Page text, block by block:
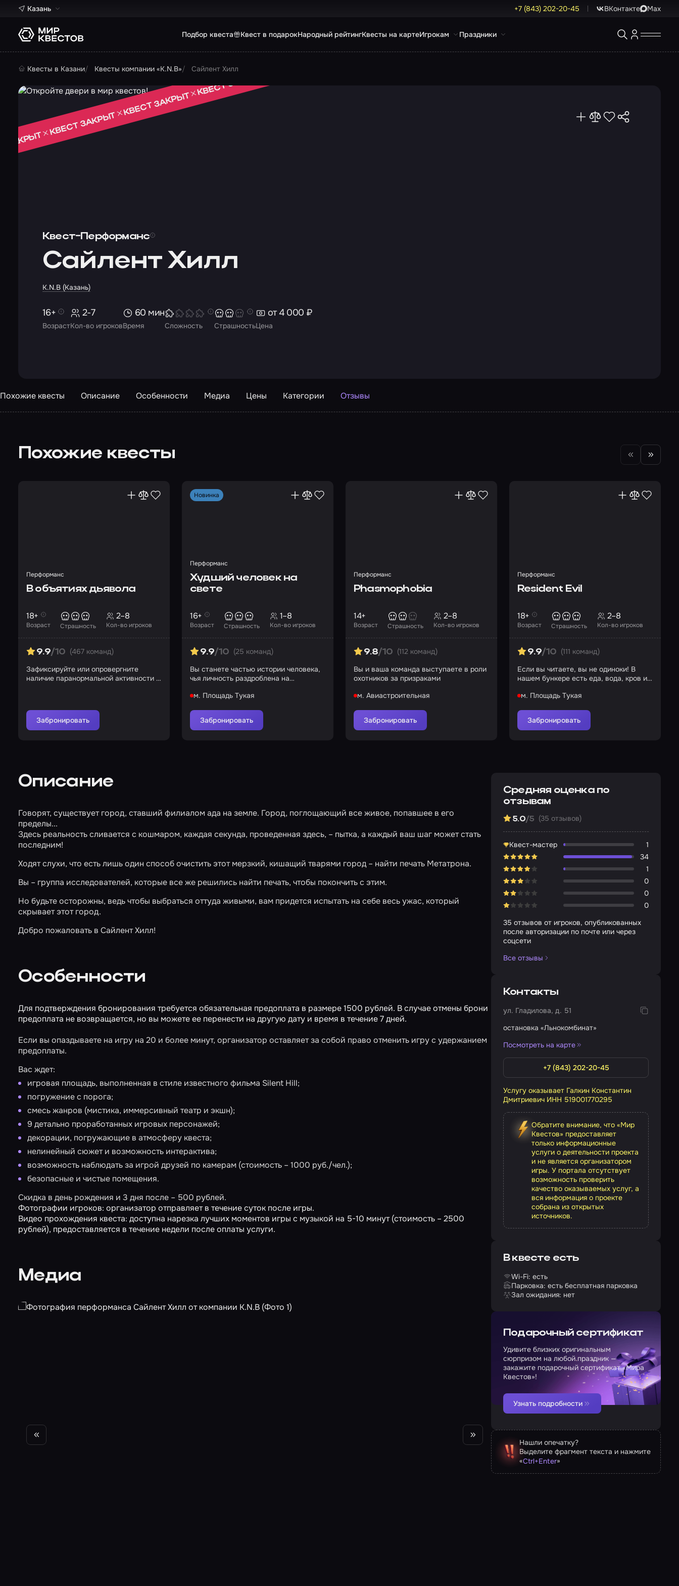
Казань +7 (843) 202-20-45 ВКонтакте Max
Подбор квеста Квест в подарокНародный рейтингКвесты на картеИгрокам Праздники
Квесты в Казани Квесты компании «K.N.B» Сайлент Хилл
Квест-Перформанс
Сайлент Хилл
K.N.B (Казань)
ЗАКРЫТ
КВЕСТ ЗАКРЫТ
КВЕСТ ЗАКРЫТ
КВЕСТ ЗАКРЫТ
Возраст
16+
Кол-во игроков
2-7
Время
60 мин
Сложность СтрашностьЦена
от 4 000 ₽
Похожие квесты Описание Особенности Медиа Цены Категории Отзывы
Похожие квесты
Перформанс
В объятиях дьявола
Возраст
18+
Страшность Кол-во игроков
2–8
9.9/10 (467 команд)
Зафиксируйте или опровергните
наличие паранормальной активности в
Забронировать
Новинка
Перформанс
Худший человек на
свете
Возраст
16+
Страшность Кол-во игроков
1–8
9.9/10 (25 команд)
Вы станете частью истории человека,
чья личность раздроблена на
м. Площадь Тукая
Забронировать
Перформанс
Phasmophobia
Возраст
14+
Страшность Кол-во игроков
2–8
9.8/10 (112 команд)
Вы и ваша команда выступаете в роли
охотников за призраками
м. Авиастроительная
Забронировать
Перформанс
Resident Evil
Возраст
18+
Страшность Кол-во игроков
2–8
9.9/10 (111 команд)
Если вы читаете, вы не одиноки! В
нашем бункере есть еда, вода, кров и
м. Площадь Тукая
Забронировать
Описание
Говорят, существует город, ставший филиалом ада на земле. Город, поглощающий все живое, попавшее в его
пределы...
Здесь реальность сливается с кошмаром, каждая секунда, проведенная здесь, – пытка, а каждый ваш шаг может стать
последним!
Ходят слухи, что есть лишь один способ очистить этот мерзкий, кишащий тварями город – найти печать Метатрона.
Вы – группа исследователей, которые все же решились найти печать, чтобы покончить с этим.
Но будьте осторожны, ведь чтобы выбраться оттуда живыми, вам придется испытать на себе весь ужас, который
скрывает этот город.
Добро пожаловать в Сайлент Хилл!
Особенности
Для подтверждения бронирования требуется обязательная предоплата в размере 1500 рублей. В случае отмены брони
предоплата не возвращается, но вы можете ее перенести на другую дату и время в течение 7 дней.
Если вы опаздываете на игру на 20 и более минут, организатор оставляет за собой право отменить игру с удержанием
предоплаты.
Вас ждет:
игровая площадь, выполненная в стиле известного фильма Silent Hill;
погружение с порога;
смесь жанров (мистика, иммерсивный театр и экшн);
9 детально проработанных игровых персонажей;
декорации, погружающие в атмосферу квеста;
нелинейный сюжет и возможность интерактива;
возможность наблюдать за игрой друзей по камерам (стоимость – 1000 руб./чел.);
безопасные и чистые помещения.
Скидка в день рождения и 3 дня после – 500 рублей.
Фотографии игроков: организатор отправляет в течение суток после игры.
Видео прохождения квеста: доступна нарезка лучших моментов игры с музыкой на 5-10 минут (стоимость – 2500
рублей), предоставляется в течение недели после оплаты услуги.
Медиа
Средняя оценка по
отзывам
5.0/5 (35 отзывов)
Квест-мастер
1
34
1
0
0
0
35 отзывов от игроков, опубликованных
после авторизации по почте или через
соцсети
Все отзывы
Контакты
ул. Гладилова, д. 51
остановка «Льнокомбинат»
Посмотреть на карте
+7 (843) 202-20-45
Услугу оказывает Галкин Константин
Дмитриевич ИНН 519001770295
Обратите внимание, что «Мир
Квестов» предоставляет
только информационные
услуги о деятельности проекта
и не является организатором
игры. У портала отсутствует
возможность проверить
качество оказываемых услуг, а
вся информация о проекте
собрана из открытых
источников.
В квесте есть
Wi-Fi: есть
Парковка: есть бесплатная парковка
Зал ожидания: нет
Подарочный сертификат
Удивите близких оригинальным
сюрпризом на любой праздник —
закажите подарочный сертификат «Мира
Квестов»!
Узнать подробности
Нашли опечатку?
Выделите фрагмент текста и нажмите
«Ctrl+Enter»